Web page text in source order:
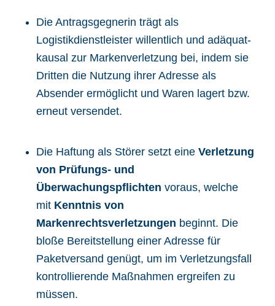
Die Antragsgegnerin trägt als
Logistikdienstleister willentlich und adäquat-
kausal zur Markenverletzung bei, indem sie
Dritten die Nutzung ihrer Adresse als
Absender ermöglicht und Waren lagert bzw.
erneut versendet.
Die Haftung als Störer setzt eine Verletzung
von Prüfungs- und
Überwachungspflichten voraus, welche
mit Kenntnis von
Markenrechtsverletzungen beginnt. Die
bloße Bereitstellung einer Adresse für
Paketversand genügt, um im Verletzungsfall
kontrollierende Maßnahmen ergreifen zu
müssen.